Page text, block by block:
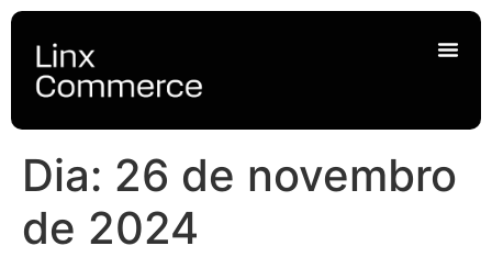
Dia: 26 de novembro
de 2024